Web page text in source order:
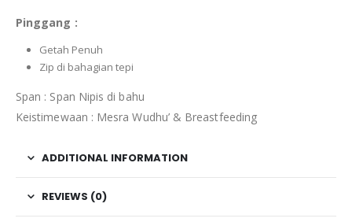
Pinggang :
Getah Penuh
Zip di bahagian tepi
Span : Span Nipis di bahu
Keistimewaan : Mesra Wudhu’ & Breastfeeding
ADDITIONAL INFORMATION
REVIEWS (0)